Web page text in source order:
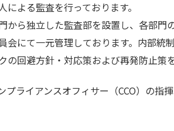
よる監査を行っております。
から独立した監査部を設置し、各部門
会にて一元管理しております。内部統
の回避方針・対応策および再発防止
ライアンスオフィサー（CCO）の指